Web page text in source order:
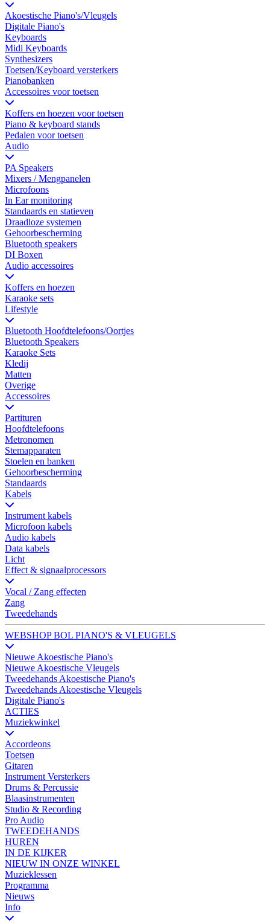
Akoestische Piano's/Vleugels
Digitale Piano's
Keyboards
Midi Keyboards
Synthesizers
Toetsen/Keyboard versterkers
Pianobanken
Accessoires voor toetsen
Koffers en hoezen voor toetsen
Piano & keyboard stands
Pedalen voor toetsen
Audio
PA Speakers
Mixers / Mengpanelen
Microfoons
In Ear monitoring
Standaards en statieven
Draadloze systemen
Gehoorbescherming
Bluetooth speakers
DI Boxen
Audio accessoires
Koffers en hoezen
Karaoke sets
Lifestyle
Bluetooth Hoofdtelefoons/Oortjes
Bluetooth Speakers
Karaoke Sets
Kledij
Matten
Overige
Accessoires
Partituren
Hoofdtelefoons
Metronomen
Stemapparaten
Stoelen en banken
Gehoorbescherming
Standaards
Kabels
Instrument kabels
Microfoon kabels
Audio kabels
Data kabels
Licht
Effect & signaalprocessors
Vocal / Zang effecten
Zang
Tweedehands
WEBSHOP BOL PIANO'S & VLEUGELS
Nieuwe Akoestische Piano's
Nieuwe Akoestische Vleugels
Tweedehands Akoestische Piano's
Tweedehands Akoestische Vleugels
Digitale Piano's
ACTIES
Muziekwinkel
Accordeons
Toetsen
Gitaren
Instrument Versterkers
Drums & Percussie
Blaasinstrumenten
Studio & Recording
Pro Audio
TWEEDEHANDS
HUREN
IN DE KIJKER
NIEUW IN ONZE WINKEL
Muzieklessen
Programma
Nieuws
Info